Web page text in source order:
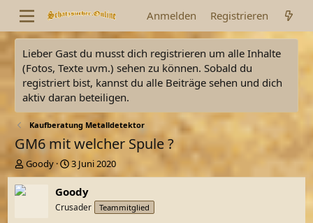
Anmelden Registrieren
Lieber Gast du musst dich registrieren um alle Inhalte
(Fotos, Texte uvm.) sehen zu können. Sobald du
registriert bist, kannst du alle Beiträge sehen und dich
aktiv daran beteiligen.
Kaufberatung Metalldetektor
GM6 mit welcher Spule ?
E
r
s
Goody
E
r
s
e
3 Juni 2020
Goody
Crusader Teammitglied